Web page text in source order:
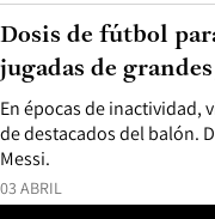
03 ABRIL
En épocas de inactividad,
de destacados del balón.
Messi.
Dosis de fútbol
jugadas de